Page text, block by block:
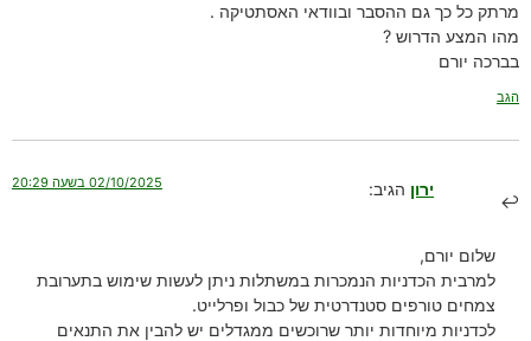
מרתק כל כך גם ההסבר ובוודאי האסתטיקה .
מהו המצע הדרוש ?
בברכה יורם
הגב
ירון הגיב: 02/10/2025 בשעה 20:29
שלום יורם,
למרבית הכדניות הנמכרות במשתלות ניתן לעשות שימוש בתערובת
צמחים טורפים סטנדרטית של כבול ופרלייט.
לכדניות מיוחדות יותר שרוכשים ממגדלים יש להבין את התנאים